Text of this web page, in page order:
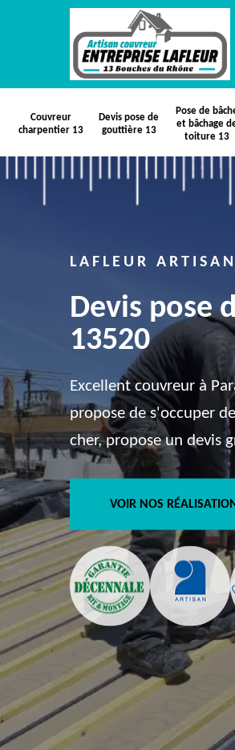
Couvreur
charpentier 13
Devis pose de
gouttière 13
Pose de
et bâchage
toiture 13
LAFLEUR
Devis pose
13520
Excellent couvreur à
propose de s'occuper
cher, propose un devis
VOIR NOS